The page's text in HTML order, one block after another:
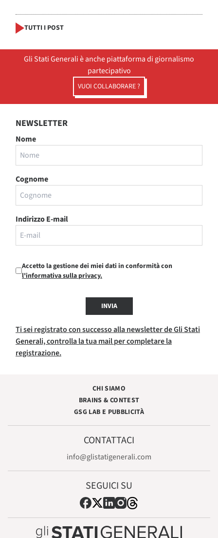
TUTTI I POST
Gli Stati Generali è anche piattaforma di giornalismo
partecipativo
VUOI COLLABORARE ?
NEWSLETTER
Nome
Cognome
Indirizzo E-mail
Accetto la gestione dei miei dati in conformità con
l'informativa sulla privacy.
INVIA
Ti sei registrato con successo alla newsletter de Gli Stati
Generali, controlla la tua mail per completare la
registrazione.
CHI SIAMO
BRAINS & CONTEST
GSG LAB E PUBBLICITÀ
CONTATTACI
info@glistatigenerali.com
SEGUICI SU